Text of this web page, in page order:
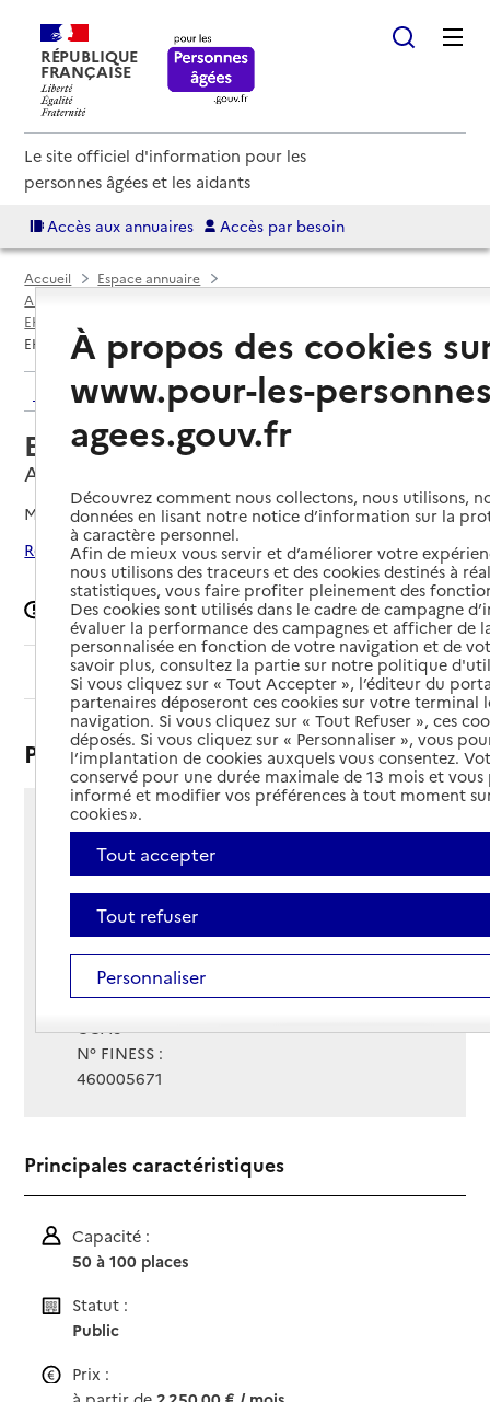
RÉPUBLIQUE
FRANÇAISE
Le site officiel d'information pour les
personnes âgées et les aidants
Accès aux annuaires Accès par besoin
Accueil
Espace annuaire
Annuaire EHPAD et maisons de retraite
EHPAD par département
EHPAD Résidence La Barte
Retour aux résultats de l'annuaire
EHPAD Résidence La Barte
Arcambal, LOT
Mis à jour le24/07/2025
Rechercher les établissements autour de Arcambal
Signaler une erreur
Sommaire
Présentation
157 rue du Stade
46090 - Arcambal
Voir itinéraire
05 65 20 49 52
Contact
Contact
Site Internet
Site internet non renseigné
Gestionnaire :
CCAS
N° FINESS :
460005671
Principales caractéristiques
Capacité :
50 à 100 places
Statut :
Public
Prix :
À propos des cookies
www.pour-les-
agees.gouv.fr
Découvrez comment nous collectons, nous utilisons,
données en lisant notre notice d’information sur la
à caractère personnel.
Afin de mieux vous servir et d’améliorer votre
nous utilisons des traceurs et des cookies destinés à
statistiques, vous faire profiter pleinement des
Des cookies sont utilisés dans le cadre de campagne
évaluer la performance des campagnes et afficher de
personnalisée en fonction de votre navigation et de
savoir plus, consultez la partie sur notre politique
Si vous cliquez sur « Tout Accepter », l’éditeur du
partenaires déposeront ces cookies sur votre terminal
navigation. Si vous cliquez sur « Tout Refuser », ces
déposés. Si vous cliquez sur « Personnaliser », vous
l’implantation de cookies auxquels vous consentez.
conservé pour une durée maximale de 13 mois et
informé et modifier vos préférences à tout moment
cookies ».
Tout accepter
Tout refuser
Personnaliser